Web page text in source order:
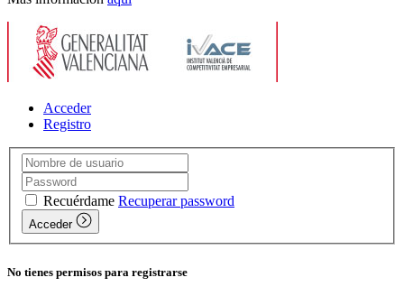
Acceder
Registro
Recuérdame Recuperar password
Acceder
No tienes permisos para registrarse